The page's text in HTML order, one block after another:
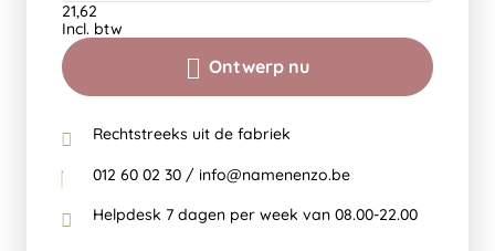
Ontwerp nu
21,62
Incl. btw
Rechtstreeks uit de fabriek
012 60 02 30 / info@namenenzo.be
Helpdesk 7 dagen per week van 08.00-22.00